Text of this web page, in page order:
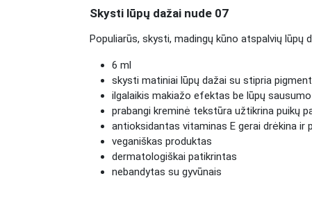
Skysti lūpų dažai nude 07
Populiarūs, skysti, madingų kūno atspalvių lūpų
6 ml
skysti matiniai lūpų dažai su stipria
ilgalaikis makiažo efektas be lūpų
prabangi kreminė tekstūra užtikrina puikų
antioksidantas vitaminas E gerai drėkina ir
veganiškas produktas
dermatologiškai patikrintas
nebandytas su gyvūnais